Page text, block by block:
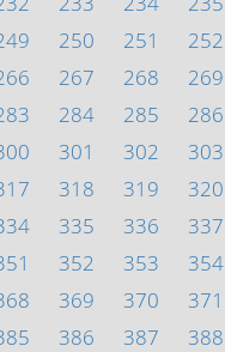
250 251 252
267 268 269
284 285 286
301 302 303
318 319 320
335 336 337
352 353 354
369 370 371
386 387 388